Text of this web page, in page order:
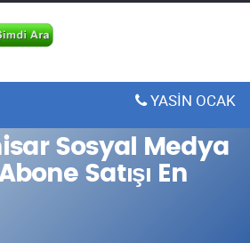
YASİN OCAK
Sosyal Medya
Satışı En